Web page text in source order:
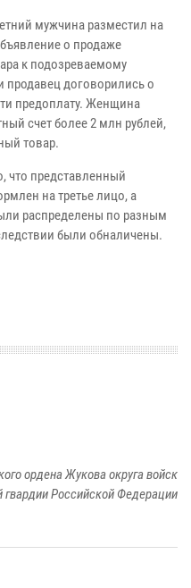
мужчина разместил на
о продаже
к подозреваемому
продавец договорились о
предоплату. Женщина
счет более 2 млн рублей,
товар.
что представленный
на третье лицо, а
распределены по разным
были обналичены.
ордена Жукова округа войск
гвардии Российской Федерации